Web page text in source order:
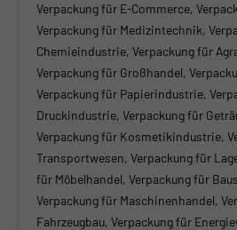
Verpackung für E-Commerce,
Verpackung für Medizintechnik,
Chemieindustrie, Verpackung für
Verpackung für Großhandel,
Verpackung für Papierindustrie,
Druckindustrie, Verpackung für
Verpackung für Kosmetikindustrie,
Transportwesen, Verpackung für
für Möbelhandel, Verpackung für
Verpackung für Maschinenhandel,
Fahrzeugbau, Verpackung für